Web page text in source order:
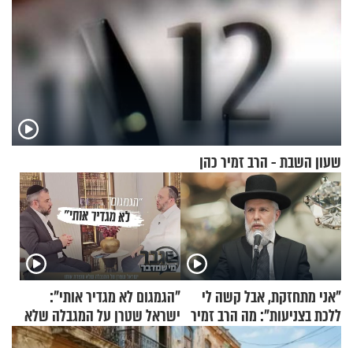
שעון השבת - הרב זמיר כהן
"אני מתחזקת, אבל קשה לי
ללכת בצניעות": מה הרב זמיר
כהן המליץ לה לעשות?
"הגמגום לא מגדיר אותי":
ישראל שטרן על המגבלה שלא
עוצרת אותו